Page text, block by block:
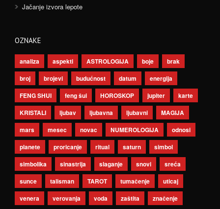
Jačanje izvora lepote
OZNAKE
analiza aspekti ASTROLOGIJA boje
brak
broj
brojevi budućnost datum
energija
FENG SHUI
feng šui HOROSKOP jupiter
karte
KRISTALI
ljubav ljubavna ljubavni
MAGIJA
mars
mesec novac NUMEROLOGIJA
odnosi
planete
proricanje ritual saturn
simbol
simbolika
sinastrija slaganje snovi
sreća
sunce
talisman TAROT tumačenje
uticaj
venera
verovanja voda zaštita značenje